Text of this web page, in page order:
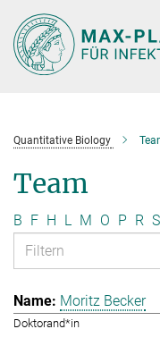
Hauptinhalt
Quantitative Biology
Team
B F H L M O P R S
Moritz Becker
Doktorand*in